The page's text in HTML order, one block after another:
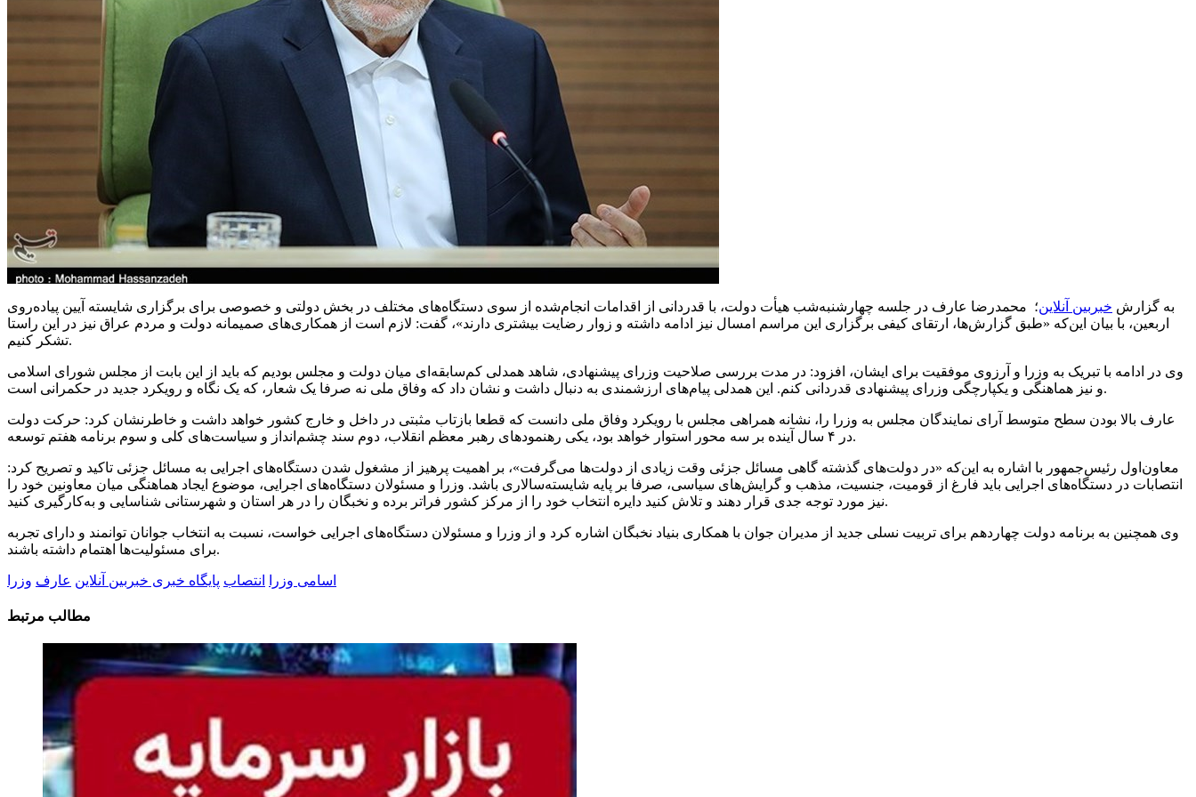
به گزارش خبربین آنلاین؛ محمدرضا عارف در جلسه چهارشنبه‌شب هیأت دولت، با قدردانی از اقدامات انجام‌شده از سوی دستگاه‌های مختلف در بخش دولتی و خصوصی برای برگزاری شایسته آیین پیاده‌روی
اربعین، با بیان این‌که «طبق گزارش‌ها، ارتقای کیفی برگزاری این مراسم امسال نیز ادامه داشته و زوار رضایت بیشتری دارند»، گفت: لازم است از همکاری‌های صمیمانه دولت و مردم عراق نیز در این راستا
تشکر کنیم.
وی در ادامه با تبریک به وزرا و آرزوی موفقیت برای ایشان، افزود: در مدت بررسی صلاحیت وزرای پیشنهادی، شاهد همدلی کم‌سابقه‌ای میان دولت و مجلس بودیم که باید از این بابت از مجلس شورای اسلامی
و نیز هماهنگی و یکپارچگی وزرای پیشنهادی قدردانی کنم. این همدلی پیام‌های ارزشمندی به دنبال داشت و نشان داد که وفاق ملی نه صرفا یک شعار، که یک نگاه و رویکرد جدید در حکمرانی است.
عارف بالا بودن سطح متوسط آرای نمایندگان مجلس به وزرا را، نشانه همراهی مجلس با رویکرد وفاق ملی دانست که قطعا بازتاب مثبتی در داخل و خارج کشور خواهد داشت و خاطرنشان کرد: حرکت دولت
در ۴ سال آینده بر سه محور استوار خواهد بود، یکی رهنمودهای رهبر معظم انقلاب، دوم سند چشم‌انداز و سیاست‌های کلی و سوم برنامه هفتم توسعه.
معاون‌اول رئیس‌جمهور با اشاره به این‌که «در دولت‌های گذشته گاهی مسائل جزئی وقت زیادی از دولت‌ها می‌گرفت»، بر اهمیت پرهیز از مشغول شدن دستگاه‌های اجرایی به مسائل جزئی تاکید و تصریح کرد:
انتصابات در دستگاه‌های اجرایی باید فارغ از قومیت، جنسیت، مذهب و گرایش‌های سیاسی، صرفا بر پایه شایسته‌سالاری باشد. وزرا و مسئولان دستگاه‌های اجرایی، موضوع ایجاد هماهنگی میان معاونین خود را
نیز مورد توجه جدی قرار دهند و تلاش کنید دایره انتخاب خود را از مرکز کشور فراتر برده و نخبگان را در هر استان و شهرستانی شناسایی و به‌کارگیری کنید.
وی همچنین به برنامه دولت چهاردهم برای تربیت نسلی جدید از مدیران جوان با همکاری بنیاد نخبگان اشاره کرد و از وزرا و مسئولان دستگاه‌های اجرایی خواست، نسبت به انتخاب جوانان توانمند و دارای تجربه
برای مسئولیت‌ها اهتمام داشته باشند.
اسامی وزرا انتصاب پایگاه خبری خبربین آنلاین عارف وزرا
مطالب مرتبط